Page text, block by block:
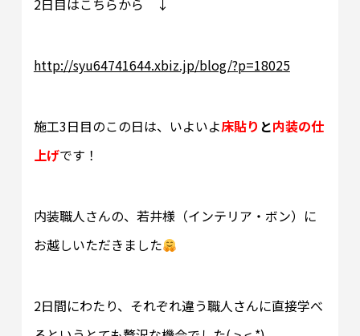
2日目はこちらから ↓
http://syu64741644.xbiz.jp/blog/?p=18025
施工3日目のこの日は、いよいよ床貼り と内装の仕
上げです！
内装職人さんの、若井様（インテリア・ボン）に
お越しいただきました
2日間にわたり、それぞれ違う職人さんに直接学べ